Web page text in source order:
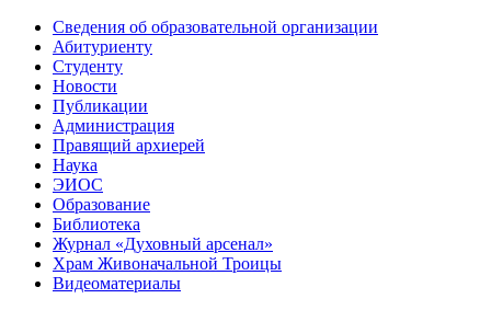
Сведения об образовательной организации
Абитуриенту
Студенту
Новости
Публикации
Администрация
Правящий архиерей
Наука
ЭИОС
Образование
Библиотека
Журнал «Духовный арсенал»
Храм Живоначальной Троицы
Видеоматериалы